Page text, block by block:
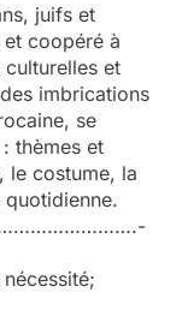
juifs et
coopéré à
culturelles et
imbrications
se
thèmes et
le costume, la
­